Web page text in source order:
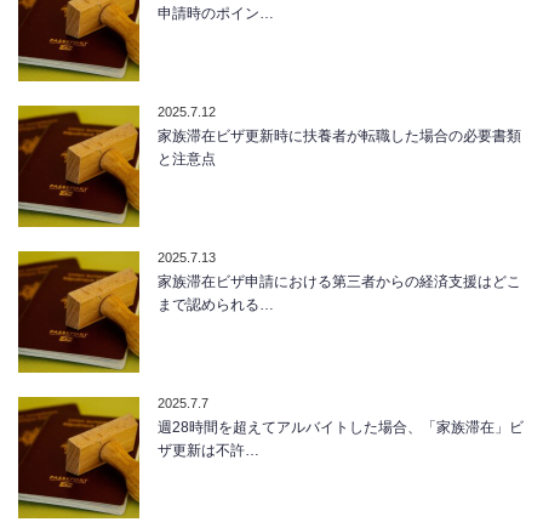
申請時のポイン…
2025.7.12
家族滞在ビザ更新時に扶養者が転職した場合の必要書類
と注意点
2025.7.13
家族滞在ビザ申請における第三者からの経済支援はどこ
まで認められる…
2025.7.7
週28時間を超えてアルバイトした場合、「家族滞在」ビ
ザ更新は不許…